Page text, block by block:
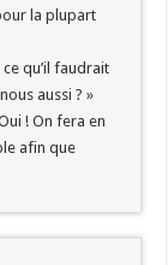
la plupart
qu’il faudrait
aussi ? »
! On fera en
afin que